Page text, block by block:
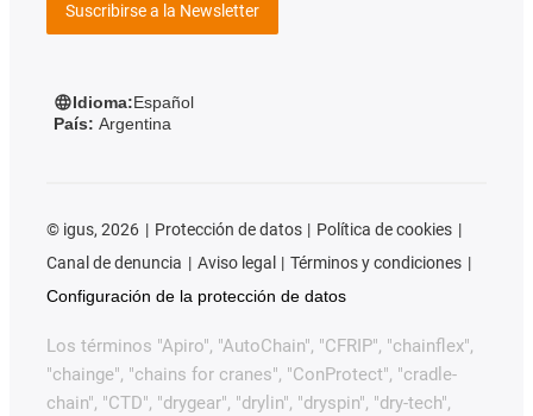
Suscribirse a la Newsletter
Idioma:Español
País: Argentina
© igus, 2026 Protección de datos
Política de cookies
Canal de denuncia
Aviso legal
Términos y condiciones
Configuración de la protección de datos
Los términos "Apiro", "AutoChain", "CFRIP", "chainflex",
"chainge", "chains for cranes", "ConProtect", "cradle-
chain", "CTD", "drygear", "drylin", "dryspin", "dry-tech",